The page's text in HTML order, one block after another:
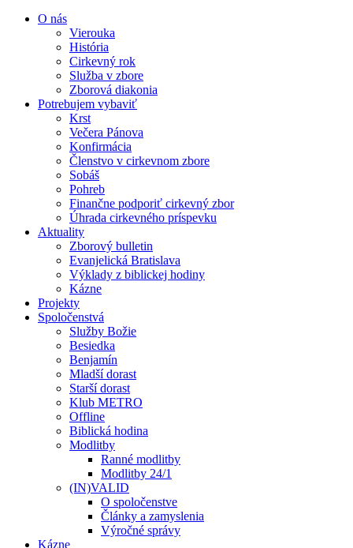
O nás
Vierouka
História
Cirkevný rok
Služba v zbore
Zborová diakonia
Potrebujem vybaviť
Krst
Večera Pánova
Konfirmácia
Členstvo v cirkevnom zbore
Sobáš
Pohreb
Finančne podporiť cirkevný zbor
Úhrada cirkevného príspevku
Aktuality
Zborový bulletin
Evanjelická Bratislava
Výklady z biblickej hodiny
Kázne
Projekty
Spoločenstvá
Služby Božie
Besiedka
Benjamín
Mladší dorast
Starší dorast
Klub METRO
Offline
Biblická hodina
Modlitby
Ranné modlitby
Modlitby 24/1
(IN)VALID
O spoločenstve
Články a zamyslenia
Výročné správy
Kázne